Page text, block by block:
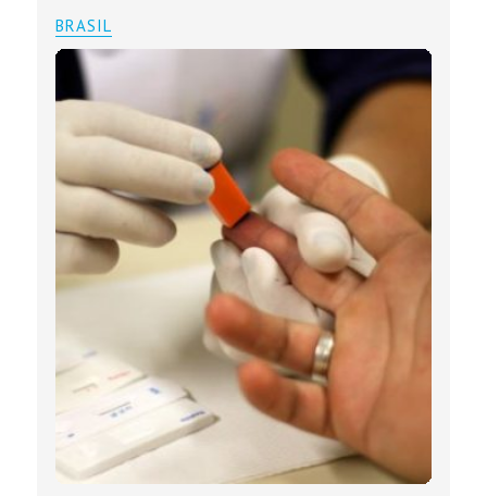
BRASIL